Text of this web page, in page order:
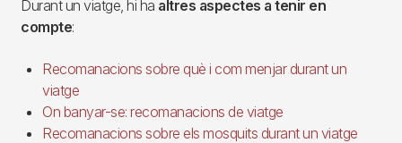
Durant un viatge, hi ha altres aspectes a tenir en
compte:
Recomanacions sobre què i com menjar durant un
viatge
On banyar-se: recomanacions de viatge
Recomanacions sobre els mosquits durant un viatge